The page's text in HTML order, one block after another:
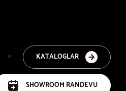
KATALOGLAR
SHOWROOM RANDEVU